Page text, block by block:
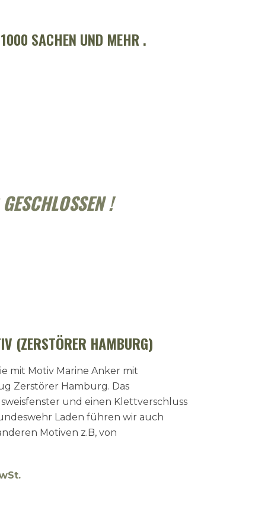
SACHEN UND MEHR .
!
(ZERSTÖRER HAMBURG)
mit Motiv Marine Anker mit
Zerstörer Hamburg. Das
und einen Klettverschluss
Laden führen wir auch
Motiven z.B, von